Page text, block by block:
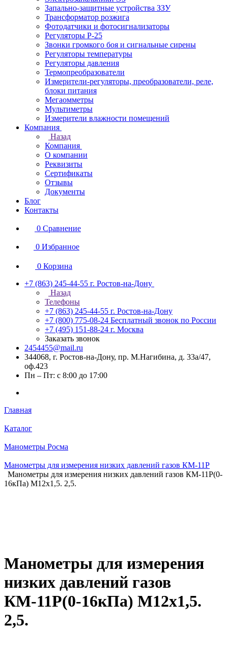
Запально-защитные устройства ЗЗУ
Трансформатор розжига
Фотодатчики и фотосигнализаторы
Регуляторы Р-25
Звонки громкого боя и сигнальные сирены
Регуляторы температуры
Регуляторы давления
Термопреобразователи
Измерители-регуляторы, преобразователи, реле,
блоки питания
Мегаомметры
Мультиметры
Измерители влажности помещений
Компания
Назад
Компания
О компании
Реквизиты
Сертификаты
Отзывы
Документы
Блог
Контакты
0 Сравнение
0 Избранное
0 Корзина
+7 (863) 245-44-55 г. Ростов-на-Дону
Назад
Телефоны
+7 (863) 245-44-55 г. Ростов-на-Дону
+7 (800) 775-08-24 Бесплатный звонок по России
+7 (495) 151-88-24 г. Москва
Заказать звонок
2454455@mail.ru
344068, г. Ростов-на-Дону, пр. М.Нагибина, д. 33а/47,
оф.423
Пн – Пт: с 8:00 до 17:00
Главная
Каталог
Манометры Росма
Манометры для измерения низких давлений газов КМ-11Р
Манометры для измерения низких давлений газов КМ-11Р(0-
16кПа) М12х1,5. 2,5.
Манометры для измерения
низких давлений газов
КМ-11Р(0-16кПа) М12х1,5.
2,5.